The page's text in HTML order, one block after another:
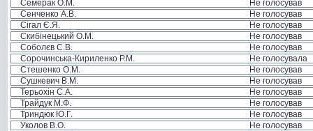
Семерак О.М.
Не голосував
Сенченко А.В.
Не голосував
Сігал Є.Я.
Не голосував
Скибінецький О.М.
Не голосував
Соболєв С.В.
Не голосував
Сорочинська-Кириленко Р.М.
Не голосувала
Стешенко О.М.
Не голосував
Сушкевич В.М.
Не голосував
Терьохін С.А.
Не голосував
Трайдук М.Ф.
Не голосував
Триндюк Ю.Г.
Не голосував
Уколов В.О.
Не голосував